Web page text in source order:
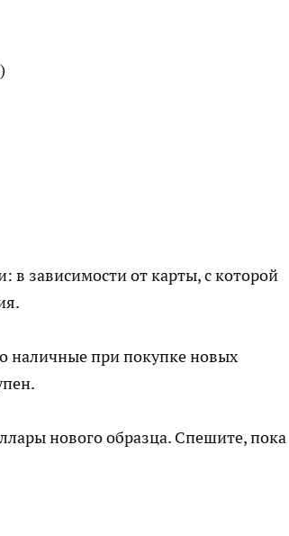
в зависимости от карты, с которой
наличные при покупке новых
нового образца. Спешите, пока